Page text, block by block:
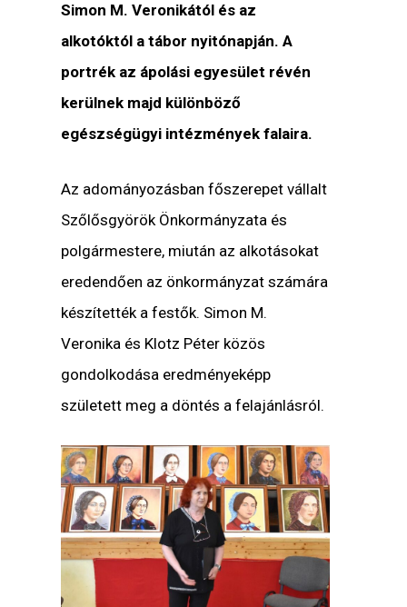
Simon M. Veronikától és az
alkotóktól a tábor nyitónapján. A
portrék az ápolási egyesület révén
kerülnek majd különböző
egészségügyi intézmények falaira.
Az adományozásban főszerepet vállalt
Szőlősgyörök Önkormányzata és
polgármestere, miután az alkotásokat
eredendően az önkormányzat számára
készítették a festők. Simon M.
Veronika és Klotz Péter közös
gondolkodása eredményeképp
született meg a döntés a felajánlásról.